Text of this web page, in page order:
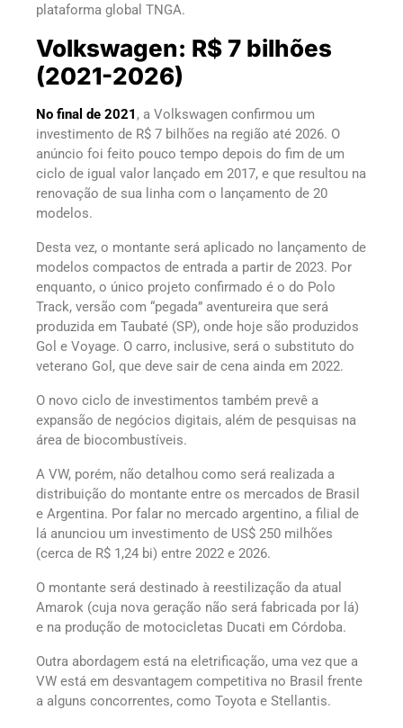
plataforma global TNGA.
Volkswagen: R$ 7 bilhões
(2021-2026)
No final de 2021 , a Volkswagen confirmou um
investimento de R$ 7 bilhões na região até 2026. O
anúncio foi feito pouco tempo depois do fim de um
ciclo de igual valor lançado em 2017, e que resultou na
renovação de sua linha com o lançamento de 20
modelos.
Desta vez, o montante será aplicado no lançamento de
modelos compactos de entrada a partir de 2023. Por
enquanto, o único projeto confirmado é o do Polo
Track, versão com “pegada” aventureira que será
produzida em Taubaté (SP), onde hoje são produzidos
Gol e Voyage. O carro, inclusive, será o substituto do
veterano Gol, que deve sair de cena ainda em 2022.
O novo ciclo de investimentos também prevê a
expansão de negócios digitais, além de pesquisas na
área de biocombustíveis.
A VW, porém, não detalhou como será realizada a
distribuição do montante entre os mercados de Brasil
e Argentina. Por falar no mercado argentino, a filial de
lá anunciou um investimento de US$ 250 milhões
(cerca de R$ 1,24 bi) entre 2022 e 2026.
O montante será destinado à reestilização da atual
Amarok (cuja nova geração não será fabricada por lá)
e na produção de motocicletas Ducati em Córdoba.
Outra abordagem está na eletrificação, uma vez que a
VW está em desvantagem competitiva no Brasil frente
a alguns concorrentes, como Toyota e Stellantis.